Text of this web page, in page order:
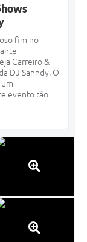
fim no
Carreiro &
DJ Sanndy. O
evento tão